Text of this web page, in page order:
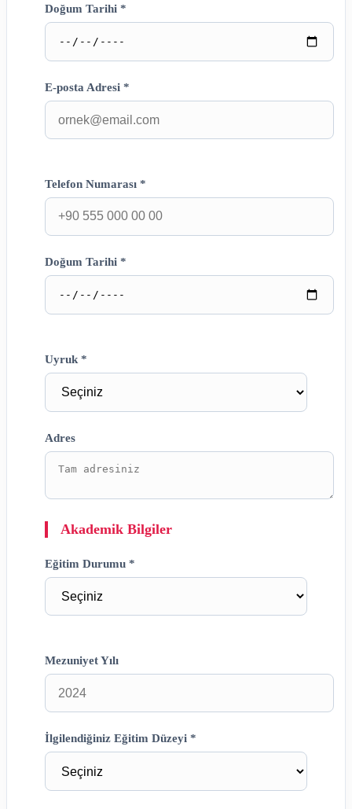
Doğum Tarihi *
E-posta Adresi *
Telefon Numarası *
Doğum Tarihi *
Uyruk *
Adres
Akademik Bilgiler
Eğitim Durumu *
Mezuniyet Yılı
İlgilendiğiniz Eğitim Düzeyi *